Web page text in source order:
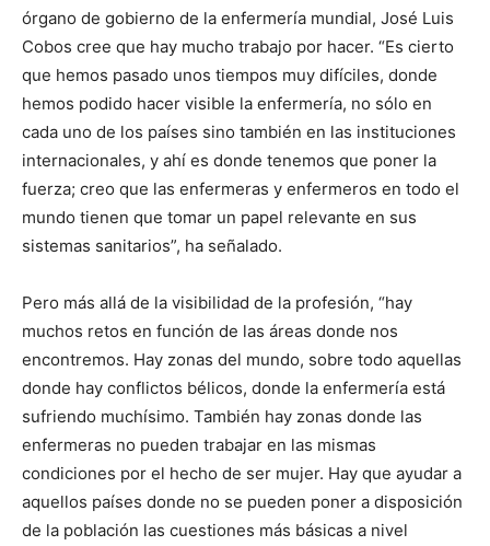
órgano de gobierno de la enfermería mundial, José Luis
Cobos cree que hay mucho trabajo por hacer. “Es cierto
que hemos pasado unos tiempos muy difíciles, donde
hemos podido hacer visible la enfermería, no sólo en
cada uno de los países sino también en las instituciones
internacionales, y ahí es donde tenemos que poner la
fuerza; creo que las enfermeras y enfermeros en todo el
mundo tienen que tomar un papel relevante en sus
sistemas sanitarios”, ha señalado.
Pero más allá de la visibilidad de la profesión, “hay
muchos retos en función de las áreas donde nos
encontremos. Hay zonas del mundo, sobre todo aquellas
donde hay conflictos bélicos, donde la enfermería está
sufriendo muchísimo. También hay zonas donde las
enfermeras no pueden trabajar en las mismas
condiciones por el hecho de ser mujer. Hay que ayudar a
aquellos países donde no se pueden poner a disposición
de la población las cuestiones más básicas a nivel